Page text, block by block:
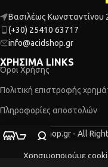
Βασιλέως Κωνσταντίνου
(+30) 25410 63717
info@acidshop.gr
ΧΡΗΣΙΜΑ LINKS
Όροι Χρήσης
Πολιτική επιστροφής
Πληροφορίες αποστολών
2026 Acidshop.gr - All
Χρησιμοποιούμε